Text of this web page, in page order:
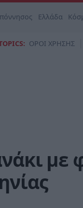
Ελλάδα
ΟΡΟΙ ΧΡΗΣΗΣ
με